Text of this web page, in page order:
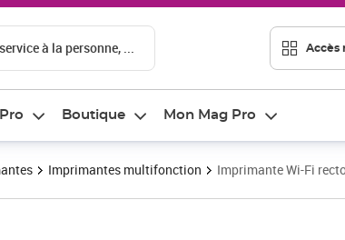
à la personne, ... Accès
Boutique Mon Mag Pro
Imprimantes multifonction Imprimante Wi-Fi